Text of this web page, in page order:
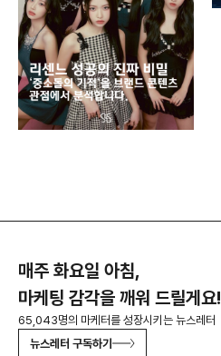
매주 화요일 아침,
마케팅 감각을 깨워 드릴게요!
65,043명의 마케터를 성장시키는 뉴스레터
뉴스레터 구독하기